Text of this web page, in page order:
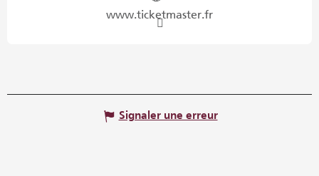
www.ticketmaster.fr
Signaler une erreur